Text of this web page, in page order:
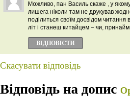
Можливо, пан Василь скаже , у якому
лишега ніколи там не друкував
поділиться своїм досвідом читання
літ і станеш китайцем – чи,
ВІДПОВІCТИ
Скасувати відповідь
Відповідь на допис